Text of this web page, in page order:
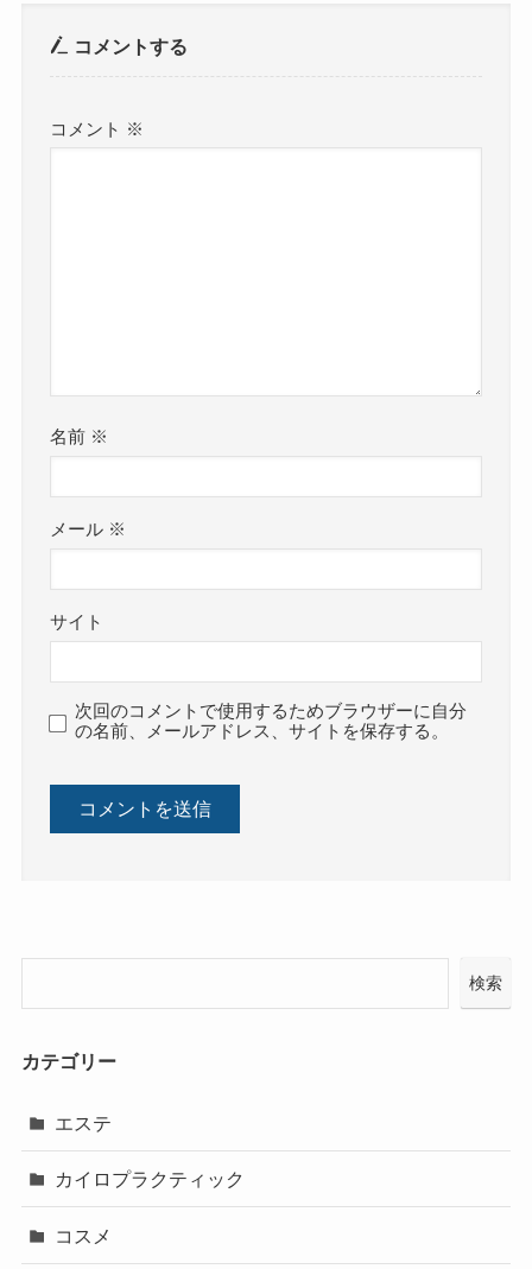
コメントする
コメント ※
名前 ※
メール ※
サイト
次回のコメントで使用するためブラウザーに自分
の名前、メールアドレス、サイトを保存する。
検索
カテゴリー
エステ
カイロプラクティック
コスメ